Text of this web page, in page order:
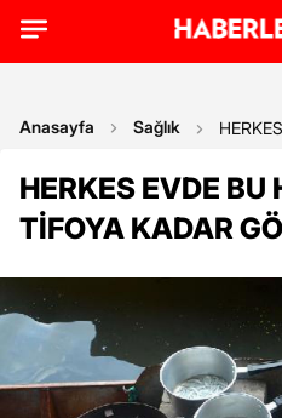
Anasayfa Sağlık
HERKES EVDE BU
TİFOYA KADAR